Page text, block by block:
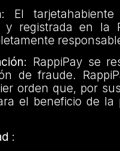
: El
y registrada en la
: RappiPay se
de fraude.
orden que, por
el beneficio de la
: